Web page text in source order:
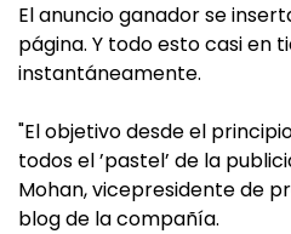
El anuncio ganador se
página. Y todo esto casi en
instantáneamente.
"El objetivo desde el
todos el ’pastel’ de la
Mohan, vicepresidente de
blog de la compañía.